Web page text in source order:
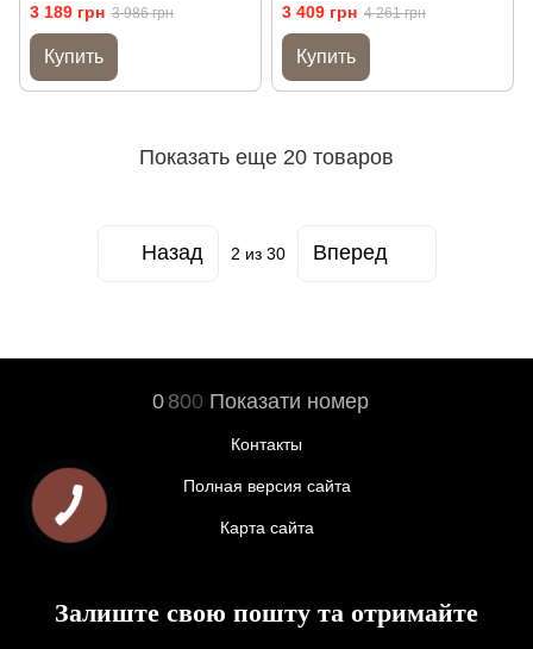
3 189 грн 3 986 грн
Купить
3 409 грн 4 261 грн
Купить
Показать еще 20 товаров
Назад 2 из 30 Вперед
0 800 Показати номер
Контакты
Полная версия сайта
Карта сайта
Залиште свою пошту та отримайте